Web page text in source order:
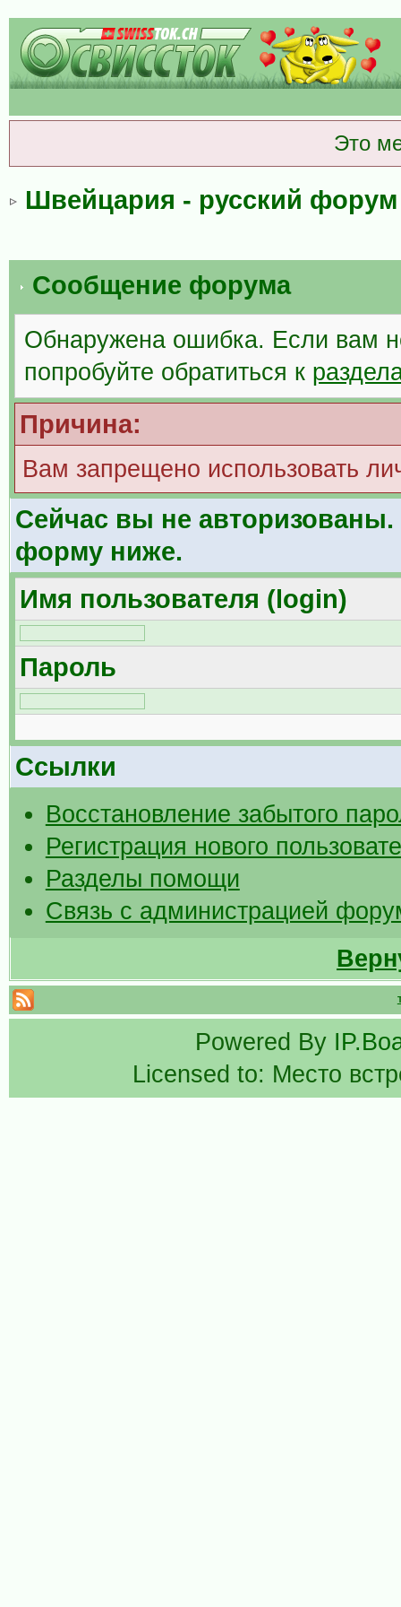
Это
Швейцария - русский
Сообщение форума
Обнаружена ошибка. Если вам
попробуйте обратиться к
Причина:
Вам запрещено использовать
Сейчас вы не авторизованы.
форму ниже.
Имя пользователя (login)
Пароль
Ссылки
Восстановление забытого
Регистрация нового
Разделы помощи
Связь с администрацией
Powered By
Licensed to: Место